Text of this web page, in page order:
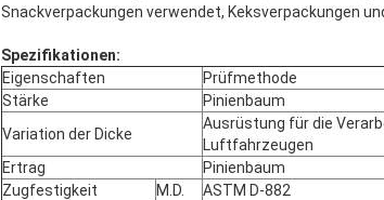
Snackverpackungen verwendet, Keksverpackungen
Spezifikationen:
Eigenschaften
Prüfmethode
Stärke
Pinienbaum
Variation der Dicke
Ausrüstung für die
Luftfahrzeugen
Ertrag
Pinienbaum
Zugfestigkeit
M.D. ASTM D-882